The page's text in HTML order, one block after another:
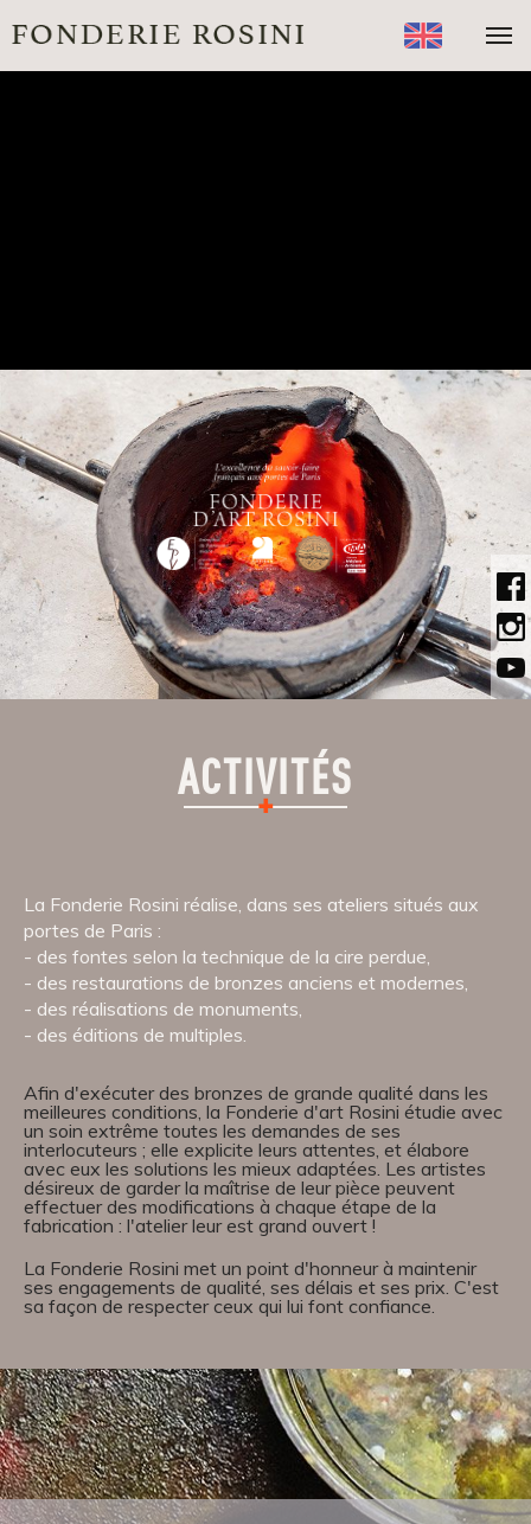
ACTIVITÉS
La Fonderie Rosini réalise, dans ses ateliers situés aux
portes de Paris :
des fontes selon la technique de la cire perdue,
des restaurations de bronzes anciens et modernes,
des réalisations de monuments,
des éditions de multiples.
Afin d'exécuter des bronzes de grande qualité dans les
meilleures conditions, la Fonderie d'art Rosini étudie avec
un soin extrême toutes les demandes de ses
interlocuteurs ; elle explicite leurs attentes, et élabore
avec eux les solutions les mieux adaptées. Les artistes
désireux de garder la maîtrise de leur pièce peuvent
effectuer des modifications à chaque étape de la
fabrication : l'atelier leur est grand ouvert !
La Fonderie Rosini met un point d'honneur à maintenir
ses engagements de qualité, ses délais et ses prix. C'est
sa façon de respecter ceux qui lui font confiance.